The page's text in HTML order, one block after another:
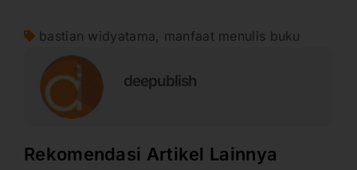
bastian widyatama manfaat menulis buku
deepublish
Rekomendasi Artikel Lainnya